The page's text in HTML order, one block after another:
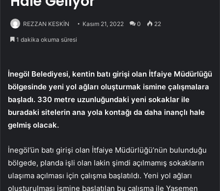
REZZAN KESKİN Kasım 21, 2022 0 22
1 dakika okuma süresi
İnegöl Belediyesi, kentin batı girişi olan İtfaiye Müdürlüğü
bölgesinde yeni yol ağları oluşturmak ismine çalışmalara
başladı. 330 metre uzunluğundaki yeni sokaklar ile
buradaki sitelerin ana yola kontağı da daha inançlı hale
gelmiş olacak.
İnegöl’ün batı girişi olan İtfaiye Müdürlüğü’nün bulunduğu
bölgede, planda işli olan lakin şimdi açılmamış sokakların
ulaşıma açılması için çalışma başlatıldı. Yeni yol ağları
oluşturulması ismine başlatılan bu çalışma ile Yasemen